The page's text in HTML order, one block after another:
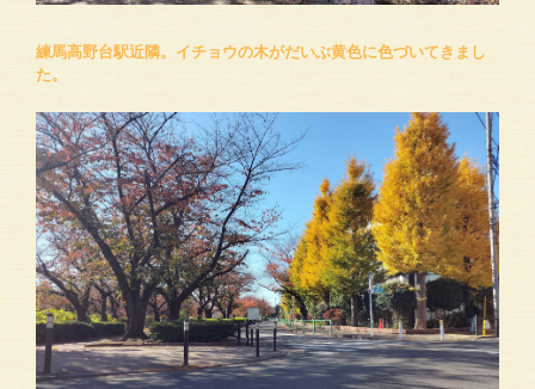
練馬高野台駅近隣。イチョウの木がだいぶ黄色に色づいてきまし
た。